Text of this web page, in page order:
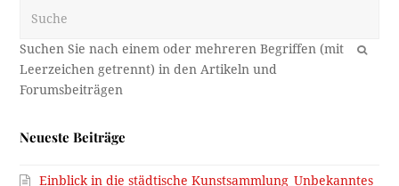
OK
Neueste Beiträge
Einblick in die städtische Kunstsammlung_Unbekanntes